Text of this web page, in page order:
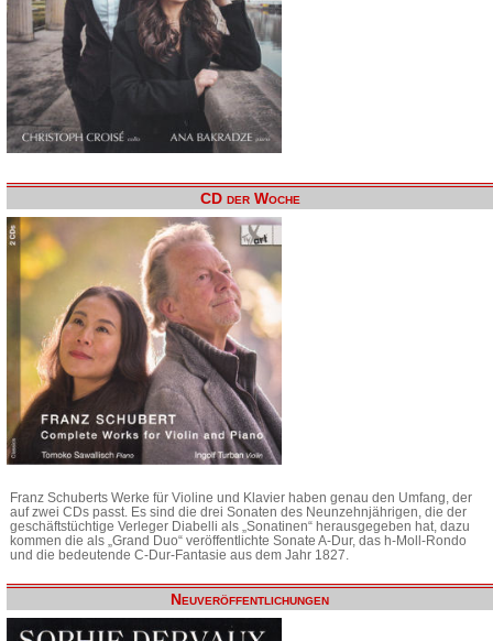
CD der Woche
Franz Schuberts Werke für Violine und Klavier haben genau den Umfang, der
auf zwei CDs passt. Es sind die drei Sonaten des Neunzehnjährigen, die der
geschäftstüchtige Verleger Diabelli als „Sonatinen“ herausgegeben hat, dazu
kommen die als „Grand Duo“ veröffentlichte Sonate A-Dur, das h-Moll-Rondo
und die bedeutende C-Dur-Fantasie aus dem Jahr 1827.
Neuveröffentlichungen